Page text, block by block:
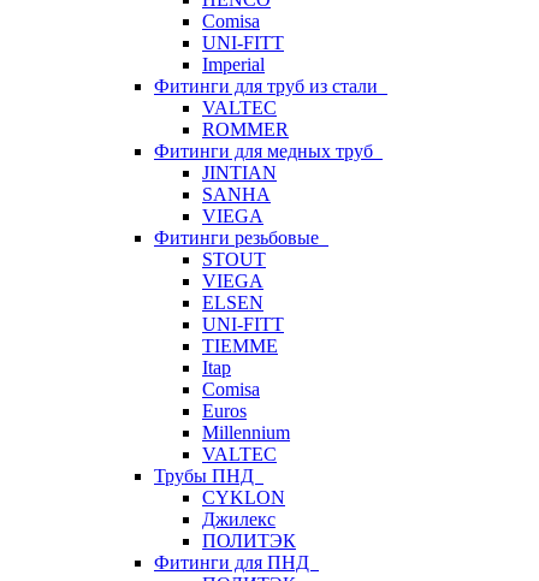
Comisa
UNI-FITT
Imperial
Фитинги для труб из стали
VALTEC
ROMMER
Фитинги для медных труб
JINTIAN
SANHA
VIEGA
Фитинги резьбовые
STOUT
VIEGA
ELSEN
UNI-FITT
TIEMME
Itap
Comisa
Euros
Millennium
VALTEC
Трубы ПНД
CYKLON
Джилекс
ПОЛИТЭК
Фитинги для ПНД